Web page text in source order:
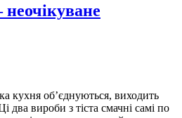
кухня об’єднуються, виходить
два вироби з тіста смачні самі по